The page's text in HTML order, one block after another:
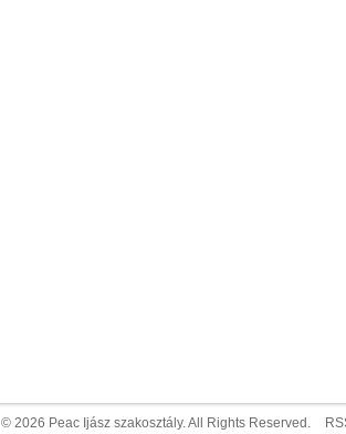
© 2026 Peac Ijász szakosztály. All Rights Reserved.